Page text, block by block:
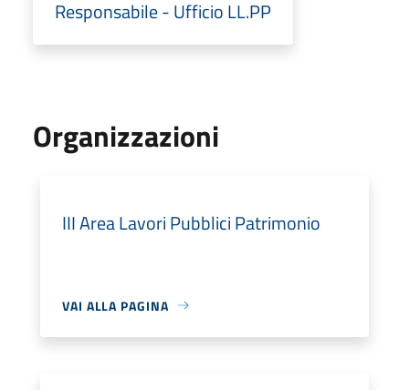
Responsabile - Ufficio LL.PP
Organizzazioni
III Area Lavori Pubblici Patrimonio
VAI ALLA PAGINA